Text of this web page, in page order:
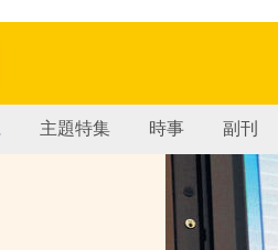
主題特集 時事 副刊